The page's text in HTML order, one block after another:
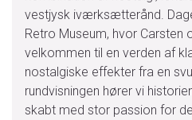
vestjysk iværksætterånd.
Retro Museum, hvor Carsten
velkommen til en verden af
nostalgiske effekter fra en
rundvisningen hører vi
skabt med stor passion for